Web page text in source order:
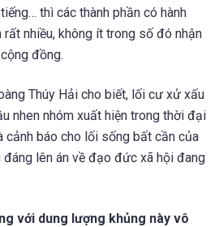
thì các thành phần có hành
rất nhiều, không ít trong số đó nhận
đồng.
Thúy Hải cho biết, lối cư xử xấu
nhen nhóm xuất hiện trong thời đại
cảnh báo cho lối sống bất cần của
lên án về đạo đức xã hội đang
với dung lượng khủng này vô